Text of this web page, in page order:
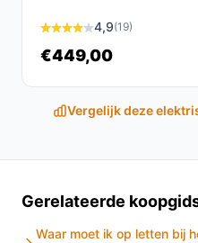
voor wie op zoek is naar
gebruiksvriendelijke
deze deken een
avond.
4,9(19)
€449,00
Vergelijk deze
Gerelateerde
Waar moet ik op letten bij